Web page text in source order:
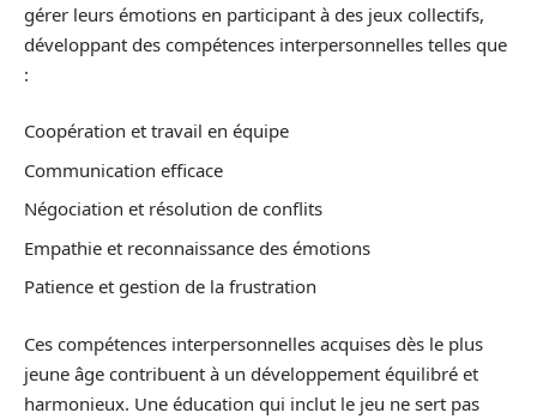
gérer leurs émotions en participant à des jeux collectifs,
développant des compétences interpersonnelles telles que
:
Coopération et travail en équipe
Communication efficace
Négociation et résolution de conflits
Empathie et reconnaissance des émotions
Patience et gestion de la frustration
Ces compétences interpersonnelles acquises dès le plus
jeune âge contribuent à un développement équilibré et
harmonieux. Une éducation qui inclut le jeu ne sert pas